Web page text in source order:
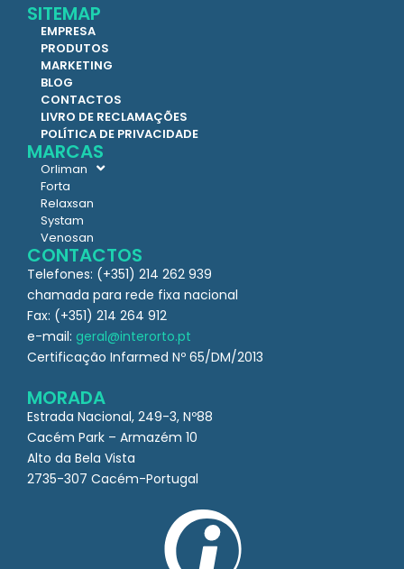
SITEMAP
EMPRESA
PRODUTOS
MARKETING
BLOG
CONTACTOS
LIVRO DE RECLAMAÇÕES
POLÍTICA DE PRIVACIDADE
MARCAS
Orliman
Forta
Relaxsan
Systam
Venosan
CONTACTOS
Telefones: (+351) 214 262 939
chamada para rede fixa nacional
Fax: (+351) 214 264 912
e-mail: geral@interorto.pt
Certificação Infarmed Nº 65/DM/2013
MORADA
Estrada Nacional, 249-3, Nº88
Cacém Park – Armazém 10
Alto da Bela Vista
2735-307 Cacém-Portugal